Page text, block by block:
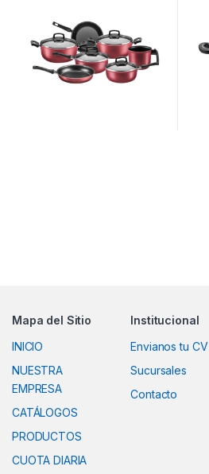
Mapa del Sitio
INICIO
NUESTRA
EMPRESA
CATÁLOGOS
PRODUCTOS
CUOTA DIARIA
Institucional
Envianos tu CV
Sucursales
Contacto